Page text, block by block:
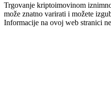
Trgovanje kriptoimovinom
može znatno varirati i možete
Informacije na ovoj web stranici